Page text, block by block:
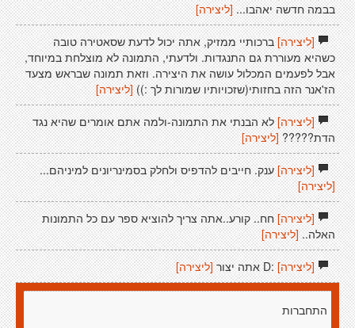
בבמה חדשה יאהבו... [ליצירה]
[ליצירה]ברכותיי ממזיק, אתה יכול לדעת שסאטירה טובה
כשהיא מעוררת גם התנגדות. ולדעתי, התמונה לא מוצלחת במיוחד,
אבל לפעמים המכלול עושה את היצירה. וזאת תמונה שבראש מצעד
הז'אנר הזה בחזותי(שזכויותיו שמורות לך :)) [ליצירה]
[ליצירה]לא הבנתי את התמונה-ולמה אתם אומרים שהיא נגד
הדת?????[ליצירה]
[ליצירה]ענק. חייבים להדפיס ולחלק בסמינריונים למיניהם...
[ליצירה]
[ליצירה]חח.. קורע..אתה צריך להוציא ספר עם כל התמונות
האלה.. [ליצירה]
[ליצירה]:D אתה יצור [ליצירה]
התחברות